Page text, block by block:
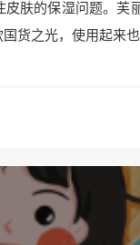
肤的保湿问题。芙
货之光，使用起来